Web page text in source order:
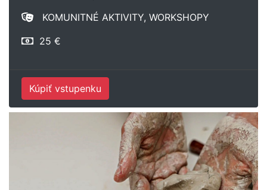
KOMUNITNÉ AKTIVITY, WORKSHOPY
25 €
Kúpiť vstupenku